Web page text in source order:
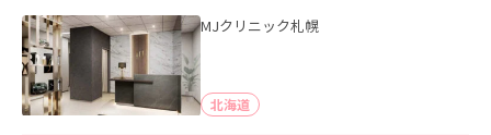
MJクリニック札幌
北海道